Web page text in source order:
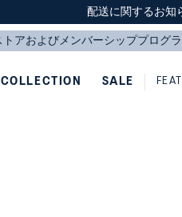
スクスク（SUKU2）価格改
配送に関するお知
スクスク（SUKU2）価格改
配送に関するお知
COLLECTION SALE